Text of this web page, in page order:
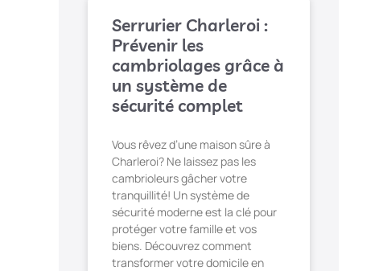
Serrurier Charleroi :
Prévenir les
cambriolages grâce à
un système de
sécurité complet
Vous rêvez d’une maison sûre à
Charleroi? Ne laissez pas les
cambrioleurs gâcher votre
tranquillité! Un système de
sécurité moderne est la clé pour
protéger votre famille et vos
biens. Découvrez comment
transformer votre domicile en